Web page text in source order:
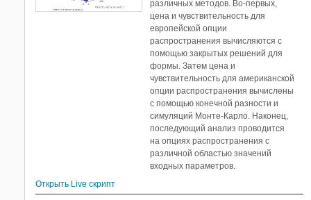
различных методов. Во-первых,
цена и чувствительность для
европейской опции
распространения вычисляются с
помощью закрытых решений для
формы. Затем цена и
чувствительность для американской
опции распространения вычислены
с помощью конечной разности и
симуляций Монте-Карло. Наконец,
последующий анализ проводится
на опциях распространения с
различной областью значений
входных параметров.
Открыть Live скрипт